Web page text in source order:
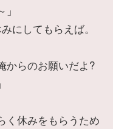
にしてもらえば。
からのお願いだよ?
く休みをもらうため